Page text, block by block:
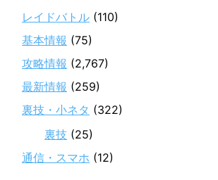
レイドバトル (110)
基本情報 (75)
攻略情報 (2,767)
最新情報 (259)
裏技・小ネタ (322)
裏技 (25)
通信・スマホ (12)